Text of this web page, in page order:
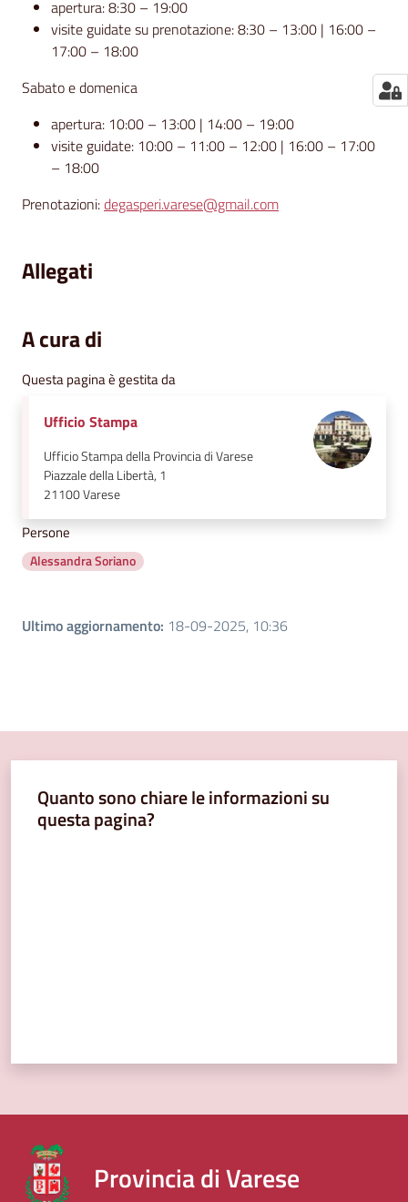
apertura: 8:30 – 19:00
visite guidate su prenotazione: 8:30 – 13:00 | 16:00 –
17:00 – 18:00
Sabato e domenica
apertura: 10:00 – 13:00 | 14:00 – 19:00
visite guidate: 10:00 – 11:00 – 12:00 | 16:00 – 17:00
– 18:00
Prenotazioni:degasperi.varese@gmail.com
Allegati
A cura di
Questa pagina è gestita da
Ufficio Stampa
Ufficio Stampa della Provincia di Varese
Piazzale della Libertà, 1
21100Varese
Persone
Alessandra Soriano
Ultimo aggiornamento: 18-09-2025, 10:36
Quanto sono chiare le informazioni su
questa pagina?
Provincia di Varese